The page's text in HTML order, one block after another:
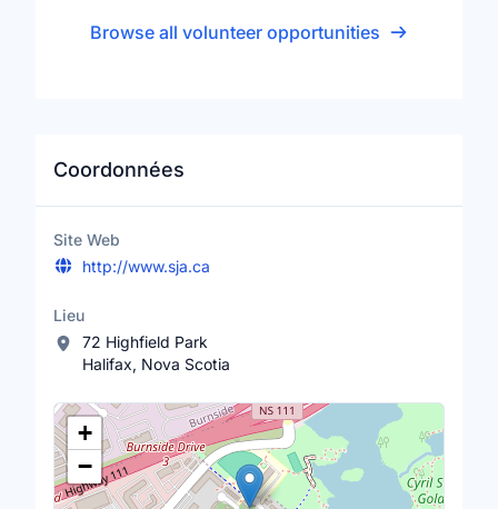
Browse all volunteer opportunities
Coordonnées
Site Web
http://www.sja.ca
Lieu
72 Highfield Park
Halifax, Nova Scotia
Lieu
+
−